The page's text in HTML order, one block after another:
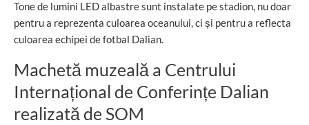
Tone de lumini LED albastre sunt instalate pe stadion, nu doar
pentru a reprezenta culoarea oceanului, ci și pentru a reflecta
culoarea echipei de fotbal Dalian.
Machetă muzeală a Centrului
Internațional de Conferințe Dalian
realizată de SOM